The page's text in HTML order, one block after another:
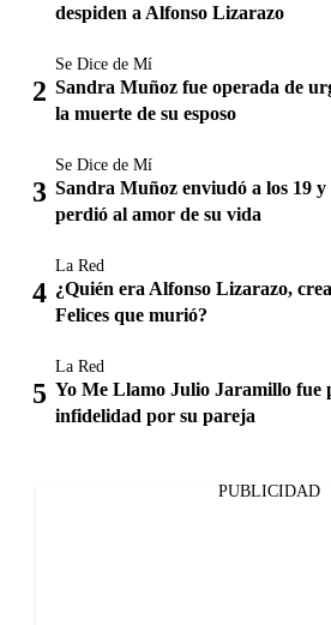
despiden a Alfonso Lizarazo
Se Dice de Mí
Sandra Muñoz fue operada de
la muerte de su esposo
Se Dice de Mí
Sandra Muñoz enviudó a los 19 y
perdió al amor de su vida
La Red
¿Quién era Alfonso Lizarazo,
Felices que murió?
La Red
Yo Me Llamo Julio Jaramillo fue
infidelidad por su pareja
PUBLICIDAD